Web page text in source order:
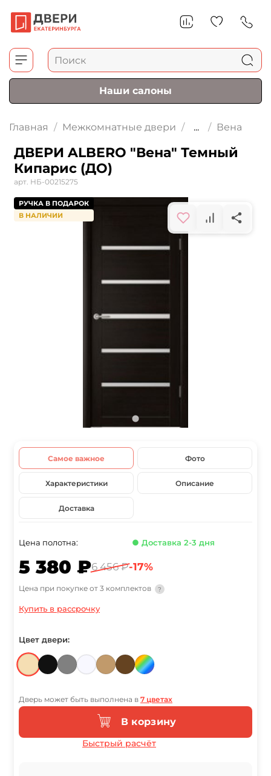
Наши салоны
Главная Межкомнатные двери ... Вена
ДВЕРИ ALBERO "Вена" Темный
Кипарис (ДО)
арт. НБ-00215275
РУЧКА В ПОДАРОК
В НАЛИЧИИ
Самое важное Фото
Характеристики Описание
Доставка
Цена полотна: ● Доставка 2-3 дня
5 380 ₽6 456 ₽-17%
Цена при покупке от 3 комплектов ?
Купить в рассрочку
Цвет двери:
Дверь может быть выполнена в 7 цветах
В корзину
Быстрый расчёт